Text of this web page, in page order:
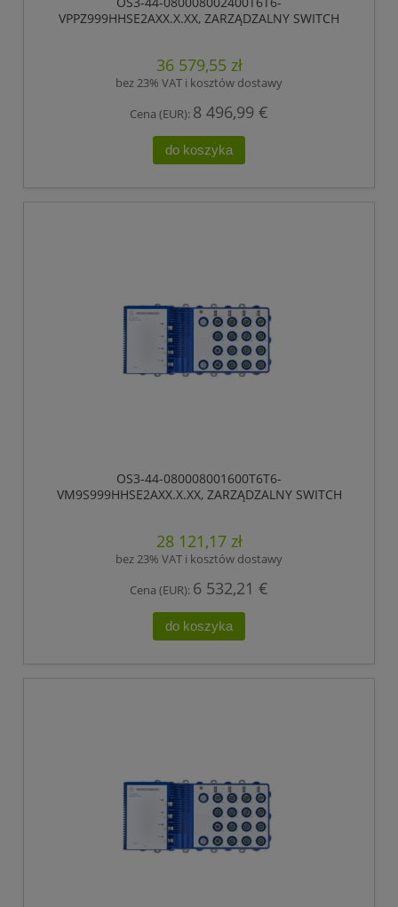
VPPZ999HHSE2AXX.X.XX, ZARZĄDZALNY SWITCH
ZGODNY Z IEEE 802.3AT (ZASILANIE WBUDOWANE
POE +), ELEKTRYCZNE PORTY UPLINK GIGABIT
36 579,55 zł
bez 23% VAT i kosztów dostawy
Cena (EUR): 8 496,99 €
do koszyka
OS3-44-080008001600T6T6-
VM9S999HHSE2AXX.X.XX, ZARZĄDZALNY SWITCH
ZGODNY Z IEEE 802.3AT (ZASILANIE WBUDOWANE
POE +), ELEKTRYCZNE PORTY UPLINK GIGABIT
28 121,17 zł
bez 23% VAT i kosztów dostawy
Cena (EUR): 6 532,21 €
do koszyka